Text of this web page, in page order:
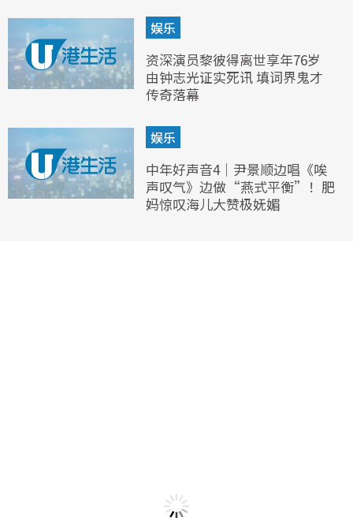
娱乐
资深演员黎彼得离世享年76岁
由钟志光证实死讯 填词界鬼才
传奇落幕
娱乐
中年好声音4｜尹景顺边唱《唉
声叹气》边做“燕式平衡”！肥
妈惊叹海儿大赞极妩媚